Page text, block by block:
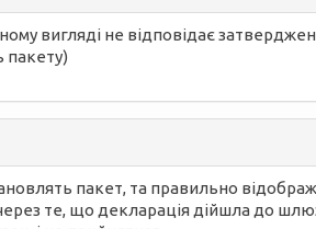
вигляді не відповідає
пакету)
пакет, та правильно
те, що декларація дійшла до